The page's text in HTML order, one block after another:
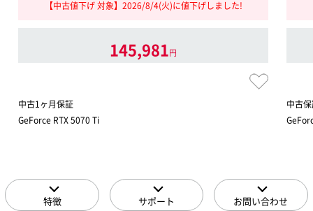
【中古値下げ 対象】2026/8/4(火)に値下げしました!
145,981円
中古1ヶ月保証
GeForce RTX 5070 Ti
中古
特徴 サポート お問い合わせ